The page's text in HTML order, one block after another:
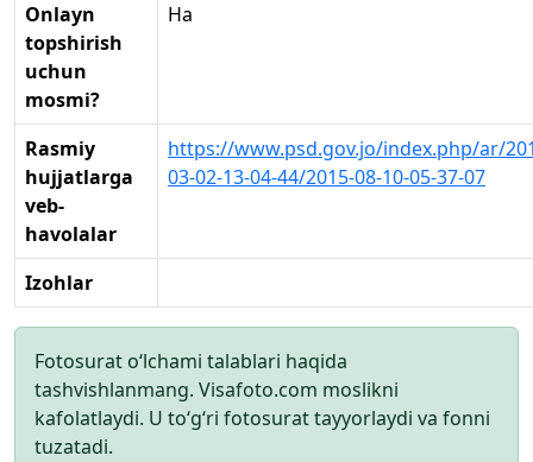
Onlayn
topshirish
uchun
mosmi?
Ha
Rasmiy
hujjatlarga
veb-
havolalar
https://www.psd.gov.jo/index.php/ar/
03-02-13-04-44/2015-08-10-05-37-07
Izohlar
Fotosurat o‘lchami talablari haqida
tashvishlanmang. Visafoto.com moslikni
kafolatlaydi. U to‘g‘ri fotosurat tayyorlaydi va fonni
tuzatadi.